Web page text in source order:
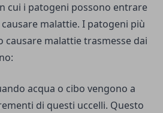
cui i patogeni possono entrare
malattie. I patogeni più
causare malattie trasmesse dai
acqua o cibo vengono a
di questi uccelli. Questo